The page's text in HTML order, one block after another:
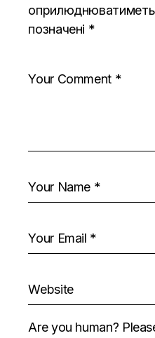
позначені *
Are you human?